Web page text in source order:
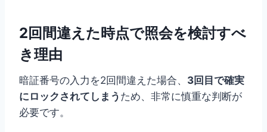
2回間違えた時点で照会を検討すべ
き理由
暗証番号の入力を2回間違えた場合、 3回目で確実
にロックされてしまう ため、非常に慎重な判断が
必要です。